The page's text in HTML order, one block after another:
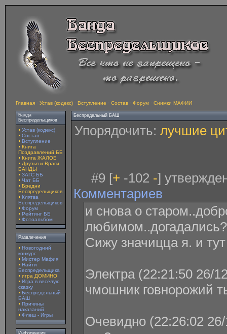
Главная · Устав (кодекс) · Вступление · Состав · Форум · Снимки МАФИИ
Банда
Беспредельщиков
Устав (кодекс)
Состав
Вступление
Книга
Поздравлений ББ
Книга ЖАЛОБ
Друзья и Враги
БАНДЫ
ЗАГС ББ
Чат ББ
Бредни
Беспредельщиков
Клятва
Беспредельщиков
Форум
Рейтинг ББ
Фотоальбом
Развлечения
Новогодний
конкурс
Мистер Мафия
Найти
Беспредельщика
игра ДОМИНО
Игра в весёлую
сказку
Беспредельный
БАШ
Причины
наказаний
Флеш - Игры
Информация
Беспредельный БАШ
Упорядочить: лучшие
#9 [+ -102 -]
Комментариев
и снова о
Сижу значицца я. и тут
Электра (22:21:50 26/
чмошник говнорожий
Очевидно (22:26:02